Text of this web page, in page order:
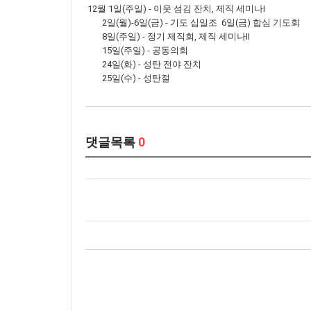
12월 1일(주일) - 이웃 섬김 잔치, 제직 세미나Ⅰ
2일(월)-6일(금) - 기도 십일조 6일(금) 합심 기도회
8일(주일) - 정기 제직회, 제직 세미나Ⅱ
15일(주일) - 공동의회
24일(화) - 성탄 전야 잔치
25일(수) - 성탄절
댓글목록 0